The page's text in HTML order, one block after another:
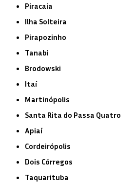
Piracaia
Ilha Solteira
Pirapozinho
Tanabi
Brodowski
Itaí
Martinópolis
Santa Rita do Passa Quatro
Apiaí
Cordeirópolis
Dois Córregos
Taquarituba